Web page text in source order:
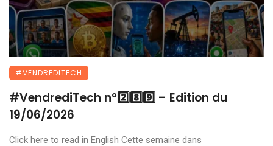
#VENDREDITECH
#VendrediTech n°2️⃣8️⃣9️⃣ – Edition du
19/06/2026
Click here to read in English Cette semaine dans